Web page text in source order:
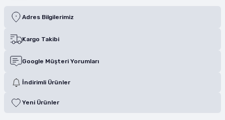
Adres Bilgilerimiz
Kargo Takibi
Google Müşteri Yorumları
İndirimli Ürünler
Yeni Ürünler